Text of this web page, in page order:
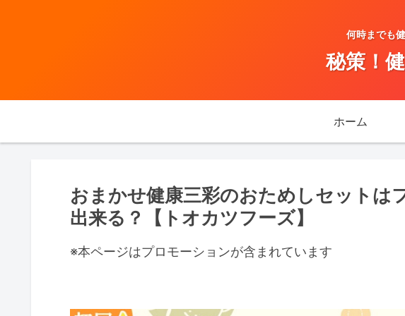
何時までも
秘策！
ホーム
おまかせ健康三彩のおためしセットは
出来る？【トオカツフーズ】
※本ページはプロモーションが含まれています